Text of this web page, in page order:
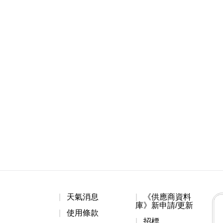
天氣消息
使用條款
《供應商資料
庫》新申請/更新
招標